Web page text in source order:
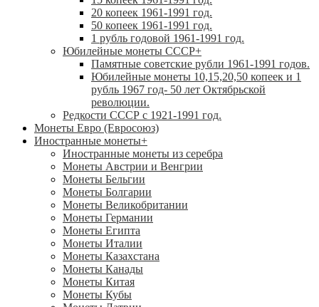
20 копеек 1961-1991 год.
50 копеек 1961-1991 год.
1 рубль годовой 1961-1991 год.
Юбилейные монеты СССР+
Памятные советские рубли 1961-1991 годов.
Юбилейные монеты 10,15,20,50 копеек и 1
рубль 1967 год- 50 лет Октябрьской
революции.
Редкости СССР с 1921-1991 год.
Монеты Евро (Евросоюз)
Иностранные монеты+
Иностранные монеты из серебра
Монеты Австрии и Венгрии
Монеты Бельгии
Монеты Болгарии
Монеты Великобритании
Монеты Германии
Монеты Египта
Монеты Италии
Монеты Казахстана
Монеты Канады
Монеты Китая
Монеты Кубы